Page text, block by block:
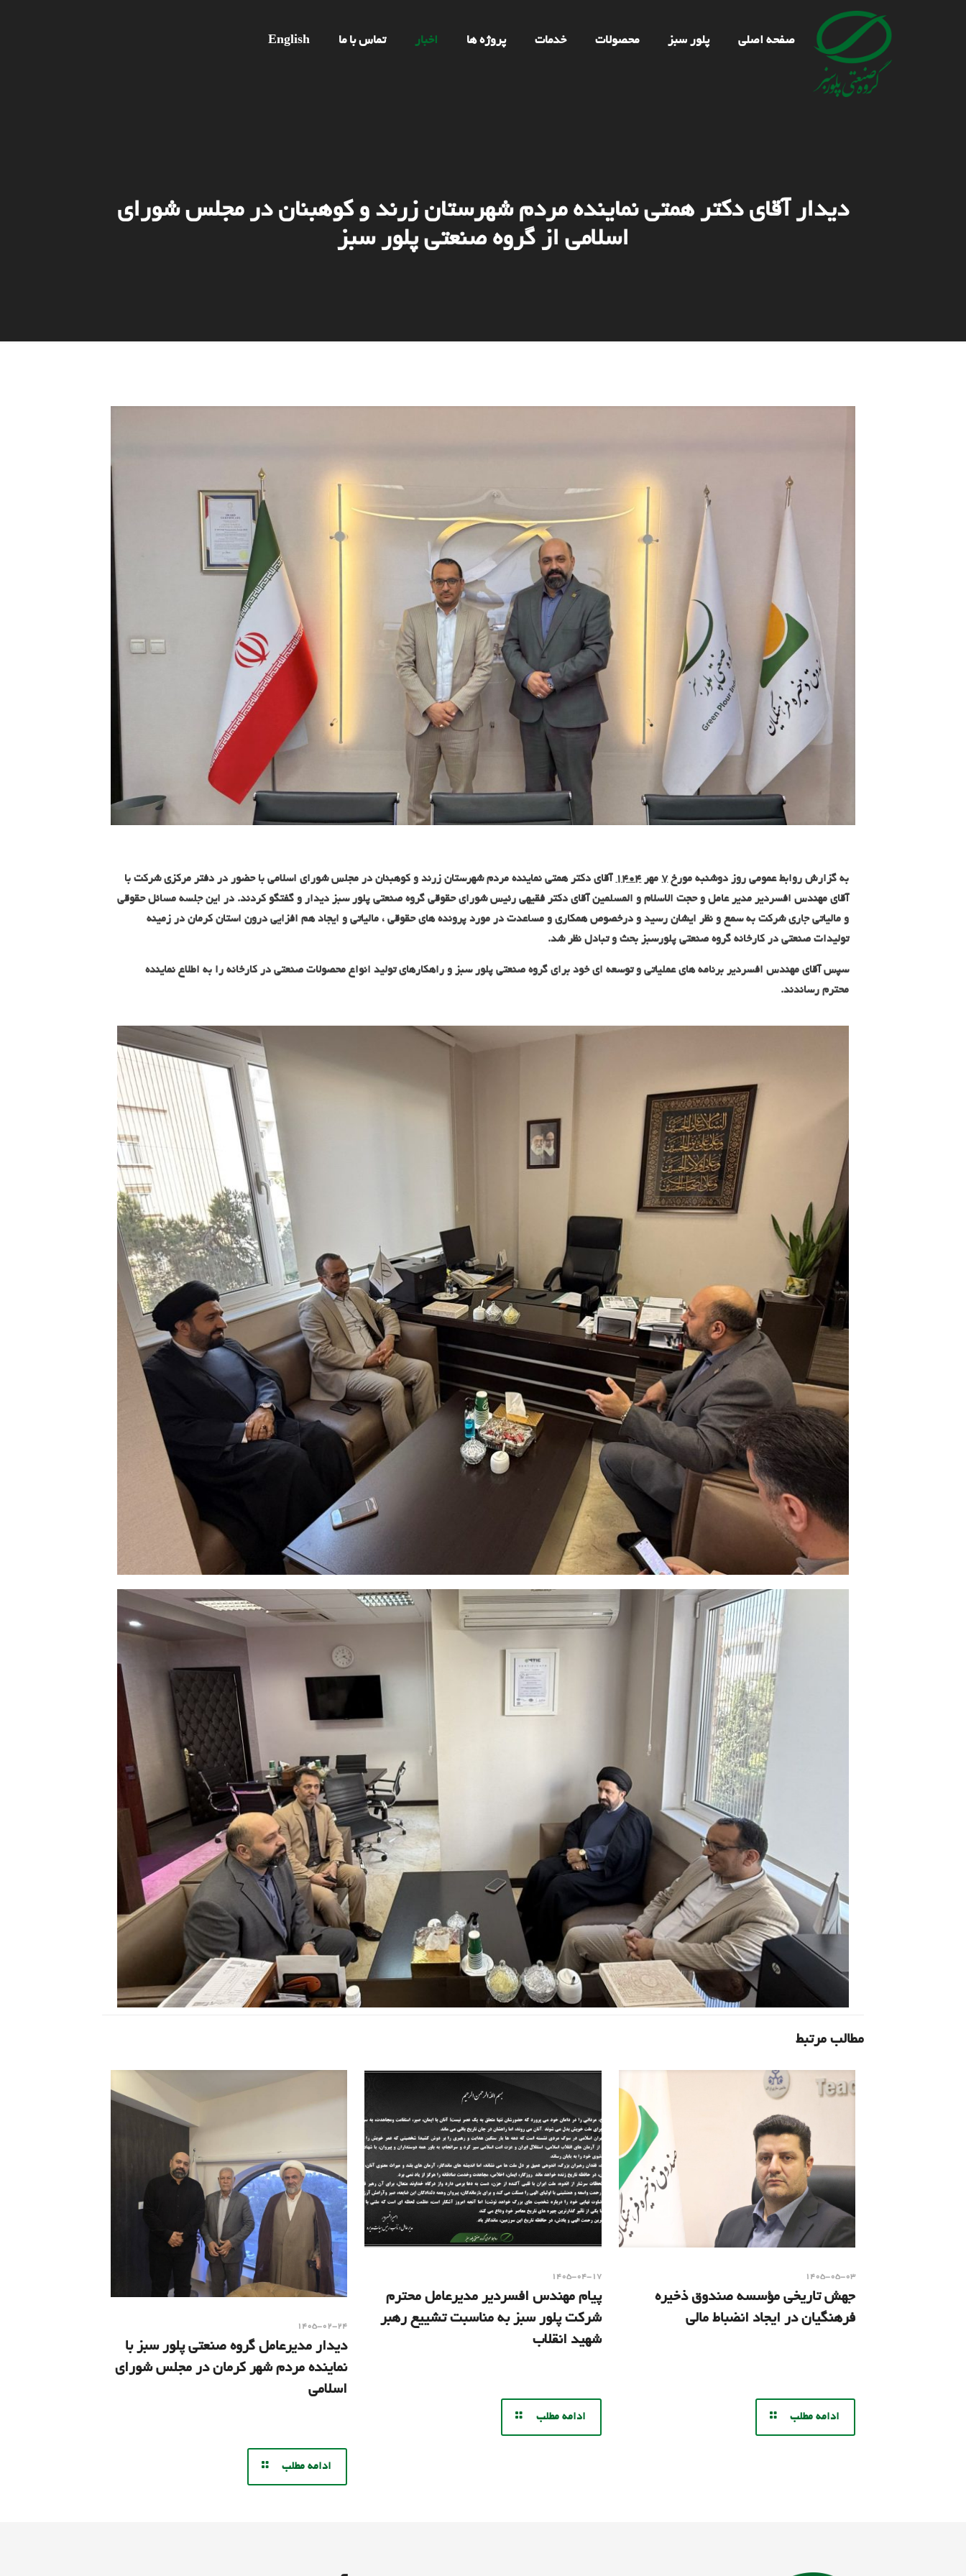
صفحه اصلی پلور سبز محصولات خدمات پروژه ها اخبار تماس با ما English
دیدار آقای دکتر همتی نماینده مردم شهرستان زرند و کوهبنان در مجلس شورای
اسلامی از گروه صنعتی پلور سبز
به گزارش روابط عمومی روز دوشنبه مورخ۷ مهر ۱۴۰۴ آقای دکتر همتی نماینده مردم شهرستان زرند و کوهبنان در مجلس شورای اسلامی با حضور در دفتر مرکزی شرکت با
آقای مهندس افسردیر مدیر عامل و حجت الاسلام و المسلمین آقای دکتر فقیهی رئیس شورای حقوقی گروه صنعتی پلور سبز دیدار و گفتگو کردند. در این جلسه مسائل حقوقی
و مالیاتی جاری شرکت به سمع و نظر ایشان رسید و درخصوص همکاری و مساعدت در مورد پرونده های حقوقی ، مالیاتی و ایجاد هم افزایی درون استان کرمان در زمینه
تولیدات صنعتی در کارخانه گروه صنعتی پلورسبز بحث و تبادل نظر شد.
سپس آقای مهندس افسردیر برنامه های عملیاتی و توسعه ای خود برای گروه صنعتی پلور سبز و راهکارهای تولید انواع محصولات صنعتی در کارخانه را به اطلاع نماینده
محترم رساندند.
مطالب مرتبط
۱۴۰۵-۰۵-۰۳
جهش تاریخی مؤسسه صندوق ذخیره
فرهنگیان در ایجاد انضباط مالی
ادامه مطلب
۱۴۰۵-۰۴-۱۷
پیام مهندس افسردیر مدیرعامل محترم
شرکت پلور سبز به مناسبت تشییع رهبر
شهید انقلاب
ادامه مطلب
۱۴۰۵-۰۲-۲۴
دیدار مدیرعامل گروه صنعتی پلور سبز با
نماینده مردم شهر کرمان در مجلس شورای
اسلامی
ادامه مطلب